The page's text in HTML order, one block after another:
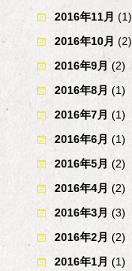
2016年11月 (1)
2016年10月 (2)
2016年9月 (2)
2016年8月 (1)
2016年7月 (1)
2016年6月 (1)
2016年5月 (2)
2016年4月 (2)
2016年3月 (3)
2016年2月 (2)
2016年1月 (1)